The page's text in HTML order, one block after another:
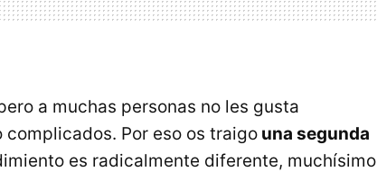
a muchas personas no les gusta
Por eso os traigo una segunda
es radicalmente diferente, muchísimo